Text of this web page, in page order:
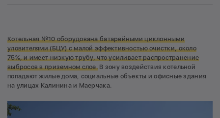
Котельная №10 оборудована батарейными циклонными
уловителями (БЦУ) с малойэффективностью очистки, около
75%, и имеет низкую трубу, что усиливает распространение
выбросов в приземном слое. В зону воздействия котельной
попадают жилые дома, социальные объекты и офисные здания
на улицах Калинина и Маерчака.